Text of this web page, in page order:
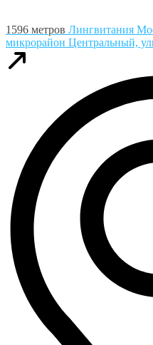
1596 метров Лингвитания
микрорайон Центральный,